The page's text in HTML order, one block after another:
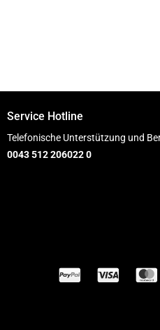
Service Hotline
Telefonische Unterstützung und
0043 512 206022 0